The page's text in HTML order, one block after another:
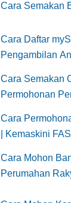
Cara Semakan
Cara Daftar
Pengambilan
Cara Semakan
Permohonan
Cara
| Kemaskini
Cara Mohon
Perumahan